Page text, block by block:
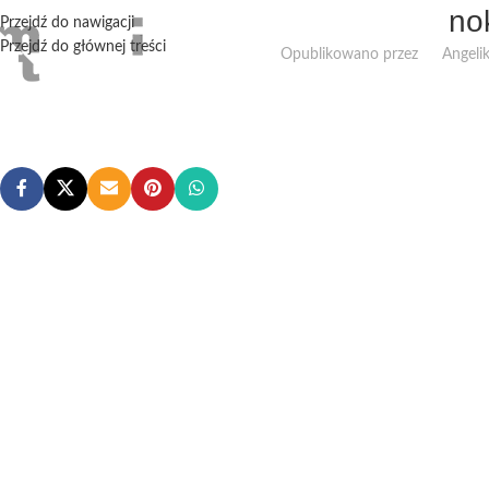
Przejdź do nawigacji
Przejdź do głównej treści
Opublikowano przez